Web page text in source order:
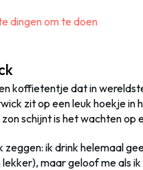
dingen om te doen
koffietentje dat in
zit op een leuk hoekje
schijnt is het wachten op
zeggen: ik drink helemaal
lekker), maar geloof me als